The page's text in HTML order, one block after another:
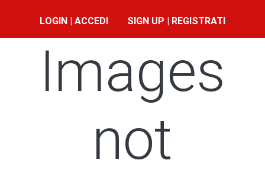
LOGIN | ACCEDI SIGN UP | REGISTRATI
Images
not